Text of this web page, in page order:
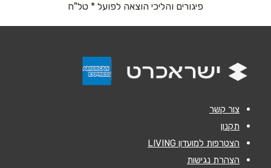
הודעה *
פיגורים והליכי הוצאה לפועל * טל"ח
צור קשר
תקנון
הצטרפות למועדון LIVING
הצהרת נגישות